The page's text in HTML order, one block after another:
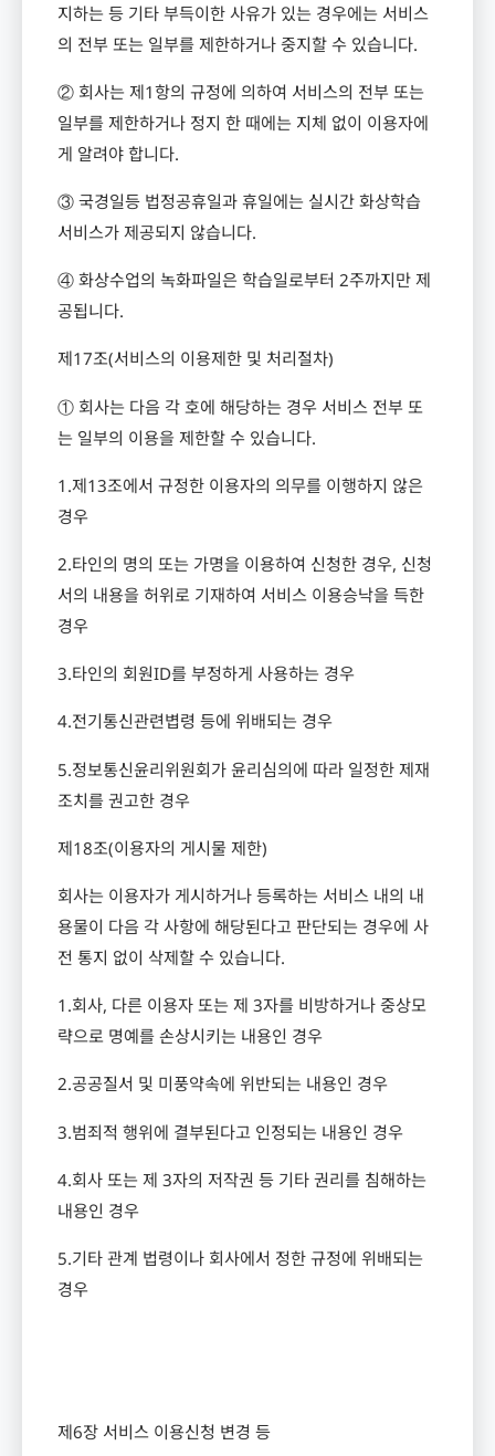
지하는 등 기타 부득이한 사유가 있는 경우에는 서비스
의 전부 또는 일부를 제한하거나 중지할 수 있습니다.
② 회사는 제1항의 규정에 의하여 서비스의 전부 또는
일부를 제한하거나 정지 한 때에는 지체 없이 이용자에
게 알려야 합니다.
③ 국경일등 법정공휴일과 휴일에는 실시간 화상학습
서비스가 제공되지 않습니다.
④ 화상수업의 녹화파일은 학습일로부터 2주까지만 제
공됩니다.
제17조(서비스의 이용제한 및 처리절차)
① 회사는 다음 각 호에 해당하는 경우 서비스 전부 또
는 일부의 이용을 제한할 수 있습니다.
1.제13조에서 규정한 이용자의 의무를 이행하지 않은
경우
2.타인의 명의 또는 가명을 이용하여 신청한 경우, 신청
서의 내용을 허위로 기재하여 서비스 이용승낙을 득한
경우
3.타인의 회원ID를 부정하게 사용하는 경우
4.전기통신관련볍령 등에 위배되는 경우
5.정보통신윤리위원회가 윤리심의에 따라 일정한 제재
조치를 권고한 경우
제18조(이용자의 게시물 제한)
회사는 이용자가 게시하거나 등록하는 서비스 내의 내
용물이 다음 각 사항에 해당된다고 판단되는 경우에 사
전 통지 없이 삭제할 수 있습니다.
1.회사, 다른 이용자 또는 제 3자를 비방하거나 중상모
략으로 명예를 손상시키는 내용인 경우
2.공공질서 및 미풍약속에 위반되는 내용인 경우
3.범죄적 행위에 결부된다고 인정되는 내용인 경우
4.회사 또는 제 3자의 저작권 등 기타 권리를 침해하는
내용인 경우
5.기타 관계 법령이나 회사에서 정한 규정에 위배되는
경우
제6장 서비스 이용신청 변경 등